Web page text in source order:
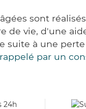
sont
de vie, d'une
suite à une
par un